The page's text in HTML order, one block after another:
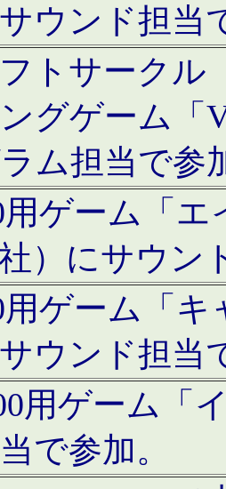
ウンド担当
トサークル
グゲーム「
ム担当で参
用ゲーム「
）にサウン
用ゲーム「
ウンド担当
用ゲーム「
で参加。